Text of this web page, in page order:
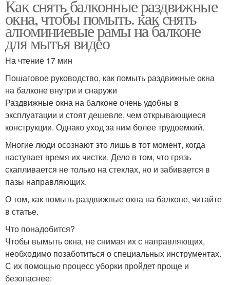
Как снять балконные раздвижные
окна, чтобы помыть. как снять
алюминиевые рамы на балконе
для мытья видео
На чтение 17 мин
Пошаговое руководство, как помыть раздвижные окна
на балконе внутри и снаружи
Раздвижные окна на балконе очень удобны в
эксплуатации и стоят дешевле, чем открывающиеся
конструкции. Однако уход за ним более трудоемкий.
Многие люди осознают это лишь в тот момент, когда
наступает время их чистки. Дело в том, что грязь
скапливается не только на стеклах, но и забивается в
пазы направляющих.
О том, как помыть раздвижные окна на балконе, читайте
в статье.
Что понадобится?
Чтобы вымыть окна, не снимая их с направляющих,
необходимо позаботиться о специальных инструментах.
С их помощью процесс уборки пройдет проще и
безопаснее: